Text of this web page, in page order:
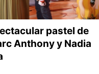
pastel de
Anthony y Nadia